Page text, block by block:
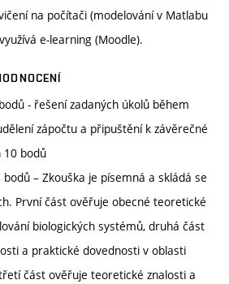
na počítači (modelování v Matlabu
e-learning (Moodle).
- řešení zadaných úkolů během
zápočtu a připuštění k závěrečné
10 bodů
– Zkouška je písemná a skládá se
První část ověřuje obecné teoretické
biologických systémů, druhá část
a praktické dovednosti v oblasti
část ověřuje teoretické znalosti a